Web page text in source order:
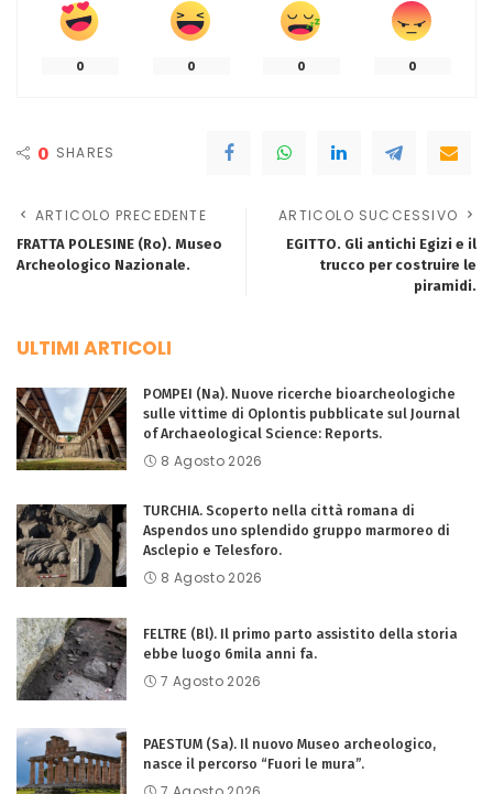
0 0 0 0
0 SHARES
ARTICOLO PRECEDENTE
FRATTA POLESINE (Ro). Museo
Archeologico Nazionale.
ARTICOLO SUCCESSIVO
EGITTO. Gli antichi Egizi e il
trucco per costruire le
piramidi.
ULTIMI ARTICOLI
POMPEI (Na). Nuove ricerche bioarcheologiche
sulle vittime di Oplontis pubblicate sul Journal
of Archaeological Science: Reports.
8 Agosto 2026
TURCHIA. Scoperto nella città romana di
Aspendos uno splendido gruppo marmoreo di
Asclepio e Telesforo.
8 Agosto 2026
FELTRE (Bl). Il primo parto assistito della storia
ebbe luogo 6mila anni fa.
7 Agosto 2026
PAESTUM (Sa). Il nuovo Museo archeologico,
nasce il percorso “Fuori le mura”.